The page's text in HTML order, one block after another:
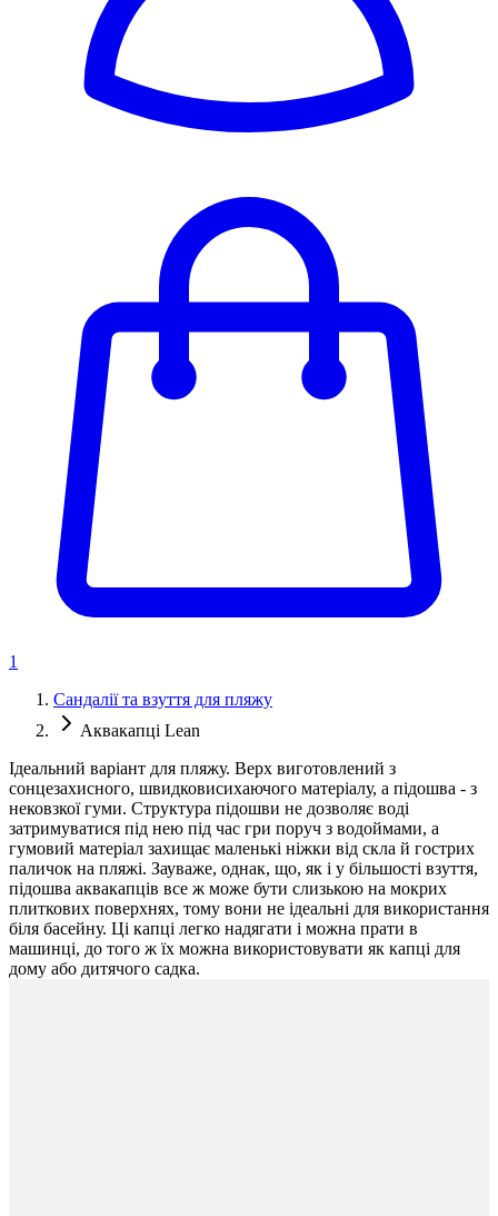
1
Сандалії та взуття для пляжу
Аквакапці Lean
Ідеальний варіант для пляжу. Верх виготовлений з
сонцезахисного, швидковисихаючого матеріалу, а підошва - з
нековзкої гуми. Структура підошви не дозволяє воді
затримуватися під нею під час гри поруч з водоймами, а
гумовий матеріал захищає маленькі ніжки від скла й гострих
паличок на пляжі. Зауваже, однак, що, як і у більшості взуття,
підошва аквакапців все ж може бути слизькою на мокрих
плиткових поверхнях, тому вони не ідеальні для використання
біля басейну. Ці капці легко надягати і можна прати в
машинці, до того ж їх можна використовувати як капці для
дому або дитячого садка.